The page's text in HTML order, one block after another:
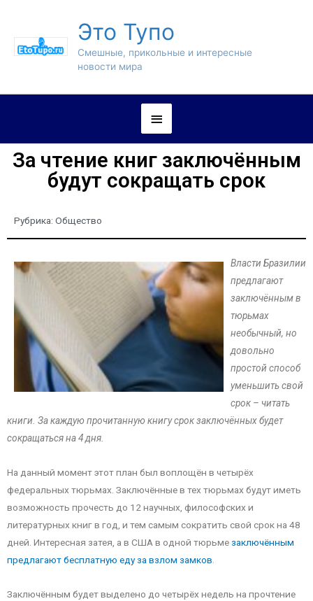
Это Тупо
Смешные, прикольные и интересные
новости мира
За чтение книг заключённым
будут сокращать срок
Рубрика: Общество
Власти Бразилии
предлагают
заключённым в
тюрьмах
необычный, но
довольно
простой способ
уменьшить свой
срок – читать
книги. За каждую прочитанную книгу срок заключённых будет
сокращаться на 4 дня.
На данный момент этот план был воплощён в четырёх
федеральных тюрьмах. Заключённые в тех тюрьмах будут иметь
возможность прочесть до 12 научных, философских и
литературных книг в год, и тем самым сократить свой срок на 48
дней. Интересная затея, а в США в одной тюрьмезаключённым
предлагают бесплатную еду за взлом замков
Заключённым будет выделено до четырёх недель на прочтение